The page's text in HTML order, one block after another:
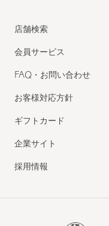
店舗検索
会員サービス
FAQ・お問い合わせ
お客様対応方針
ギフトカード
企業サイト
採用情報